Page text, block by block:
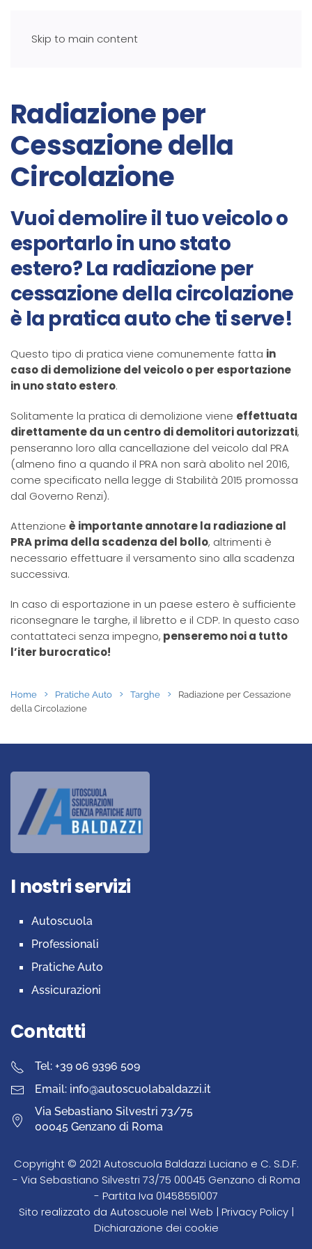
Skip to main content
Radiazione per
Cessazione della
Circolazione
Vuoi demolire il tuo veicolo o
esportarlo in uno stato
estero? La radiazione per
cessazione della circolazione
è la pratica auto che ti serve!
Questo tipo di pratica viene comunemente fatta in
caso di demolizione del veicolo o per esportazione
in uno stato estero.
Solitamente la pratica di demolizione viene effettuata
direttamente da un centro di demolitori autorizzati,
penseranno loro alla cancellazione del veicolo dal PRA
(almeno fino a quando il PRA non sarà abolito nel 2016,
come specificato nella legge di Stabilità 2015 promossa
dal Governo Renzi).
Attenzione è importante annotare la radiazione al
PRA prima della scadenza del bollo, altrimenti è
necessario effettuare il versamento sino alla scadenza
successiva.
In caso di esportazione in un paese estero è sufficiente
riconsegnare le targhe, il libretto e il CDP. In questo caso
contattateci senza impegno, penseremo noi a tutto
l’iter burocratico!
Home Pratiche Auto Targhe
Radiazione per Cessazione
della Circolazione
I nostri servizi
Autoscuola
Professionali
Pratiche Auto
Assicurazioni
Contatti
Tel: +39 06 9396 509
Email: info@autoscuolabaldazzi.it
Via Sebastiano Silvestri 73/75
00045 Genzano di Roma
Copyright © 2021 Autoscuola Baldazzi Luciano e C. S.D.F.
- Via Sebastiano Silvestri 73/75 00045 Genzano di Roma
- Partita Iva 01458551007
Sito realizzato da Autoscuole nel Web | Privacy Policy|
Dichiarazione dei cookie